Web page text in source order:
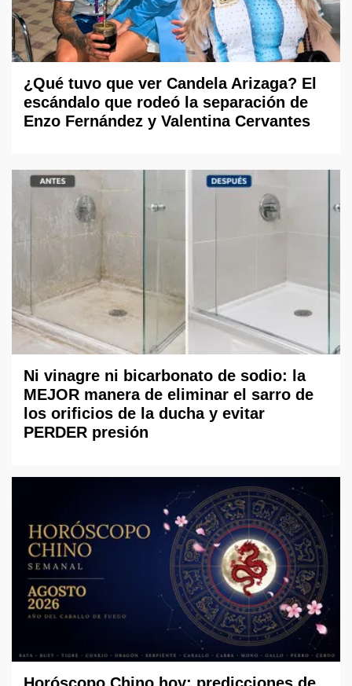
¿Qué tuvo que ver Candela Arizaga? El
escándalo que rodeó la separación de
Enzo Fernández y Valentina Cervantes
Ni vinagre ni bicarbonato de sodio: la
MEJOR manera de eliminar el sarro de
los orificios de la ducha y evitar
PERDER presión